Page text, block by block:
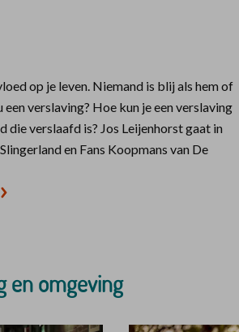
op je leven. Niemand is blij als hem of
verslaving? Hoe kun je een verslaving
die verslaafd is? Jos Leijenhorst gaat in
en Fans Koopmans van De
en omgeving